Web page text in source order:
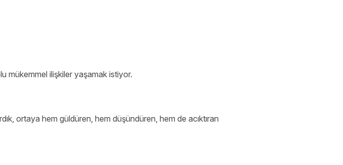
mükemmel ilişkiler yaşamak istiyor.
ortaya hem güldüren, hem düşündüren, hem de acıktıran